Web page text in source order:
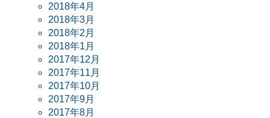
2018年4月
2018年3月
2018年2月
2018年1月
2017年12月
2017年11月
2017年10月
2017年9月
2017年8月